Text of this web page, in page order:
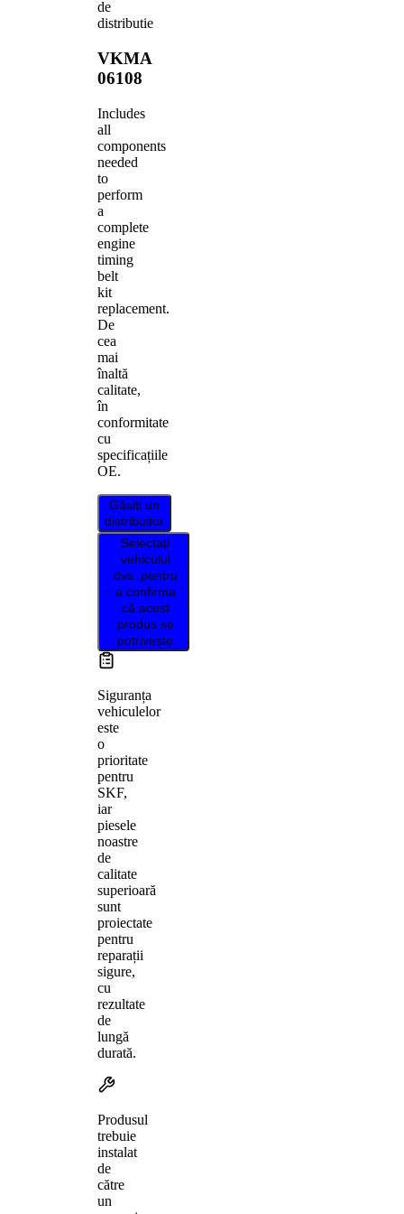
de
distributie
VKMA
06108
Includes
all
components
needed
to
perform
a
complete
engine
timing
belt
kit
replacement.
De
cea
mai
înaltă
calitate,
în
conformitate
cu
specificațiile
OE.
Găsiți un
distribuitor
Selectați
vehiculul
dvs. pentru
a confirma
că acest
produs se
potrivește
Siguranța
vehiculelor
este
o
prioritate
pentru
SKF,
iar
piesele
noastre
de
calitate
superioară
sunt
proiectate
pentru
reparații
sigure,
cu
rezultate
de
lungă
durată.
Produsul
trebuie
instalat
de
către
un